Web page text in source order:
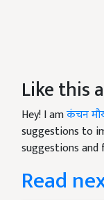
Like this
Hey! I amकंचन
suggestions to
suggestions and
Read